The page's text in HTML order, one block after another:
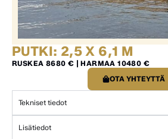
PUTKI: 2,5 X 6,1 M
RUSKEA 8680 € | HARMAA 10480 €
OTA YHTEYTTÄ
Tekniset tiedot
Lisätiedot